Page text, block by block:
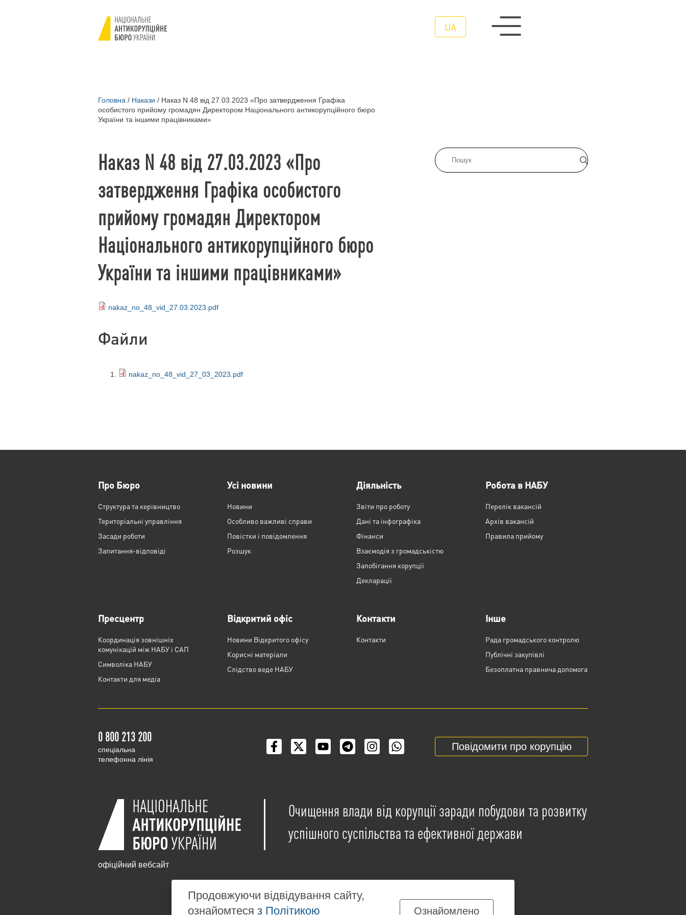
UA
Головна / Накази / Наказ N 48 від 27.03.2023 «Про затвердження Графіка
особистого прийому громадян Директором Національного антикорупційного бюро
України та іншими працівниками»
Наказ N 48 від 27.03.2023 «Про
затвердження Графіка особистого
прийому громадян Директором
Національного антикорупційного бюро
України та іншими працівниками»
nakaz_no_48_vid_27.03.2023.pdf
Файли
nakaz_no_48_vid_27_03_2023.pdf
Про Бюро
Структура та керівництво
Територіальні управління
Засади роботи
Запитання-відповіді
Усі новини
Новини
Особливо важливі справи
Повістки і повідомлення
Розшук
Діяльність
Звіти про роботу
Дані та інфографіка
Фінанси
Взаємодія з громадськістю
Запобігання корупції
Декларації
Робота в НАБУ
Перелік вакансій
Архів вакансій
Правила прийому
Пресцентр
Координація зовнішніх
комунікацій між НАБУ і САП
Cимволіка НАБУ
Контакти для медіа
Відкритий офіс
Новини Відкритого офісу
Корисні матеріали
Слідство веде НАБУ
Контакти
Контакти
Інше
Рада громадського контролю
Публічні закупівлі
Безоплатна правнича допомога
0 800 213 200
cпеціальна
телефонна лінія
Повідомити про корупцію
офіційний вебсайт
Очищення влади від корупції заради побудови та розвитку
успішного суспільства та ефективної держави
Продовжуючи відвідування сайту,
ознайомтеся з Політикою Ознайомлено